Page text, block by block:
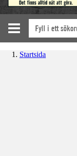
Startsida